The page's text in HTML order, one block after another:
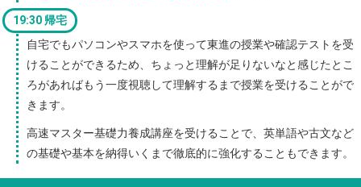
19:30 帰宅
自宅でもパソコンやスマホを使って東進の授業や確認テストを受
けることができるため、ちょっと理解が足りないなと感じたとこ
ろがあればもう一度視聴して理解するまで授業を受けることがで
きます。
高速マスター基礎力養成講座を受けることで、英単語や古文など
の基礎や基本を納得いくまで徹底的に強化することもできます。